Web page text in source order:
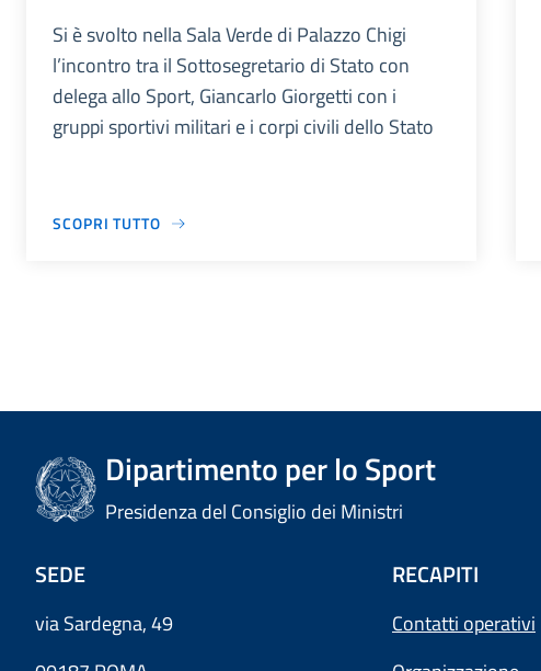
Si è svolto nella Sala Verde di Palazzo Chigi
l’incontro tra il Sottosegretario di Stato con
delega allo Sport, Giancarlo Giorgetti con i
gruppi sportivi militari e i corpi civili dello Stato
SCOPRI TUTTO
Dipartimento per lo Sport
Presidenza del Consiglio dei Ministri
SEDE
via Sardegna, 49
RECAPITI
Contatti operativi